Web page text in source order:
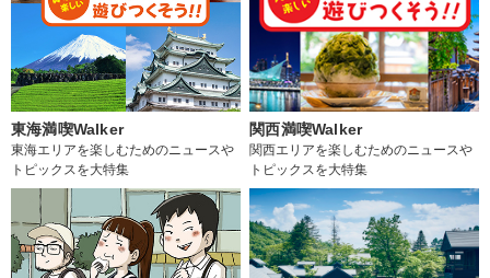
東海満喫Walker
東海エリアを楽しむためのニュースや
トピックスを大特集
関西満喫Walker
関西エリアを楽しむためのニュースや
トピックスを大特集